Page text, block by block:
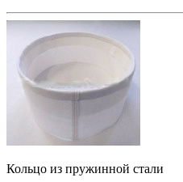
Кольцо из пружинной стали